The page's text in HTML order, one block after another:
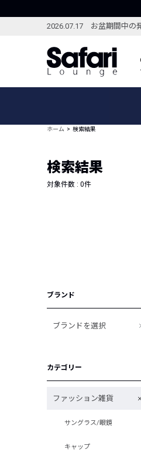
2026.07.17 お盆期間中の
ブランドから探す
新着アイテム
編集部のおすすめアイテム
ホーム 検索結果
検索結果
対象件数 : 0件
ブランド
ブランドを選択
カテゴリー
ファッション雑貨
サングラス/眼鏡
キャップ